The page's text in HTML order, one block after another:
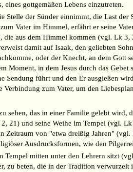
eines gottgemäßen Lebens einzutreten.
der Sünder einnimmt, die Last
Vater im Himmel, erfährt er seine
aus dem Himmel kommen (vgl. Lk
damit auf Isaak, den geliebten
oder der Knecht, an dem Gott
in dem Jesus durch das
führt und den Er ausgießen
zum Vater, um den
sehen, das in einer Familie gelebt
21) und seine Weihe im Tempel (vgl.
von "etwa dreißig Jahren"
Ausdrucksformen, wie den
mitten unter den Lehrern sitzt
zu beten, die in der Tradition